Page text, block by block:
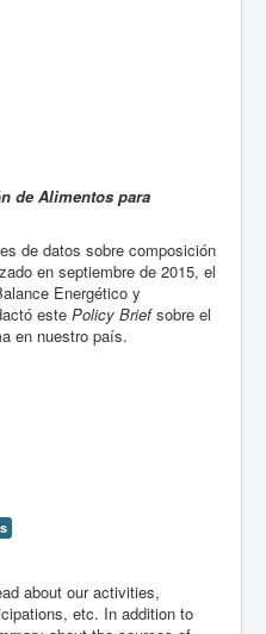
de Alimentos para
de datos sobre composición
en septiembre de 2015, el
Energético y
este Policy Briefsobre el
en nuestro país.
about our activities,
etc. In addition to